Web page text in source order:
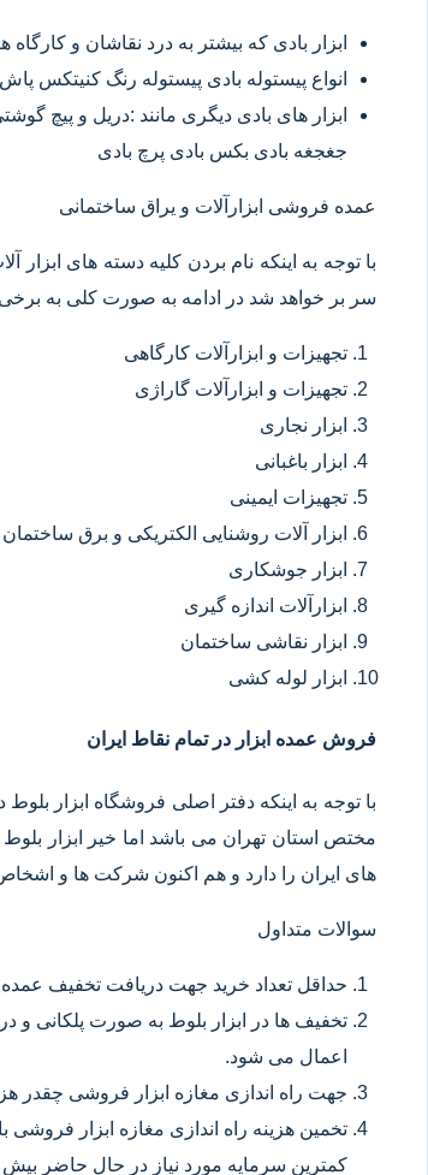
ابزار بادی که بیشتر به درد نقاشان و
انواع پیستوله بادی پیستوله رنگ کنیتکس
ابزار های بادی دیگری مانند :دریل و پیچ
جغجغه بادی بکس بادی پرچ بادی
عمده فروشی ابزارآلات و یراق ساختمانی
با توجه به اینکه نام بردن کلیه دسته های
سر بر خواهد شد در ادامه به صورت کلی به برخی
تجهیزات و ابزارآلات کارگاهی
تجهیزات و ابزارآلات گاراژی
ابزار نجاری
ابزار باغبانی
تجهیزات ایمینی
ابزار آلات روشنایی الکتریکی و برق ساختمان
ابزار جوشکاری
ابزارآلات اندازه گیری
ابزار نقاشی ساختمان
ابزار لوله کشی
فروش عمده ابزار در تمام نقاط ایران
با توجه به اینکه دفتر اصلی فروشگاه ابزار
مختص استان تهران می باشد اما خیر ابزار
های ایران را دارد و هم اکنون شرکت ها و
سوالات متداول
حداقل تعداد خرید جهت دریافت تخفیف
تخفیف ها در ابزار بلوط به صورت پلکانی و
اعمال می شود.
جهت راه اندازی مغازه ابزار فروشی چقدر
تخمین هزینه راه اندازی مغازه ابزار فروشی
کمترین سرمایه مورد نیاز در حال حاضر بیش از ۲۰۰ میلیون تومان می